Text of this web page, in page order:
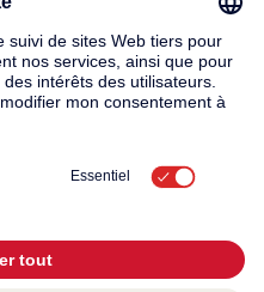
nous